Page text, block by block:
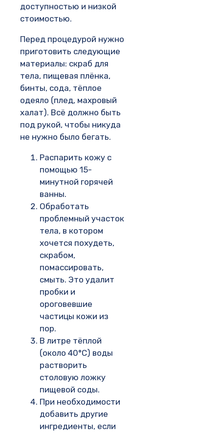
доступностью и низкой
стоимостью.
Перед процедурой нужно
приготовить следующие
материалы: скраб для
тела, пищевая плёнка,
бинты, сода, тёплое
одеяло (плед, махровый
халат). Всё должно быть
под рукой, чтобы никуда
не нужно было бегать.
Распарить кожу с
помощью 15-
минутной горячей
ванны.
Обработать
проблемный участок
тела, в котором
хочется похудеть,
скрабом,
помассировать,
смыть. Это удалит
пробки и
ороговевшие
частицы кожи из
пор.
В литре тёплой
(около 40°С) воды
растворить
столовую ложку
пищевой соды.
При необходимости
добавить другие
ингредиенты, если